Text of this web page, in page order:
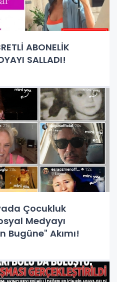
ABONELİK
SALLADI!
Çocukluk
Medyayı
Akımı!